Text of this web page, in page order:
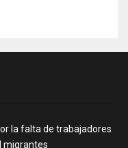
la falta de trabajadores
migrantes